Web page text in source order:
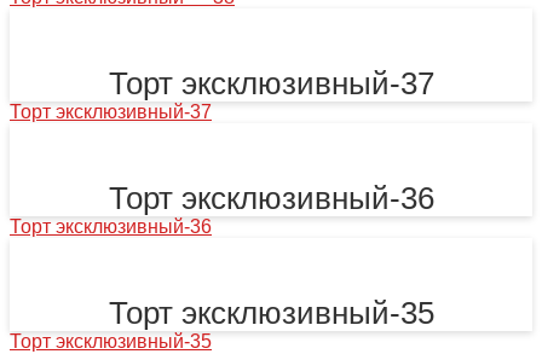
Торт эксклюзивный-37
Торт эксклюзивный-37
Торт эксклюзивный-36
Торт эксклюзивный-36
Торт эксклюзивный-35
Торт эксклюзивный-35